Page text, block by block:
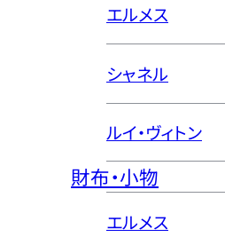
エルメス
シャネル
ルイ・ヴィトン
財布・小物
エルメス